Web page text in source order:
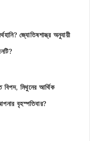
জ্যোতিষশাস্ত্র অনুযায়ী
বিপদ, মিথুনের আর্থিক
বৃহস্পতিবার?